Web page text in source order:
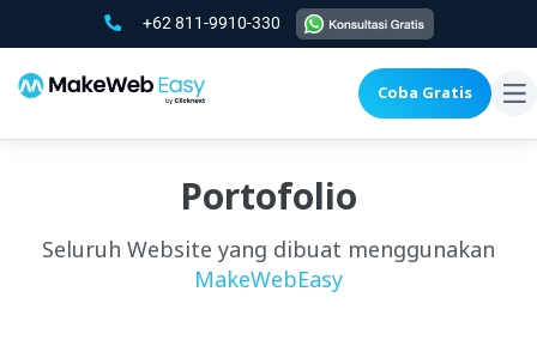
+62 811-9910-330
Coba Gratis
Portofolio
Seluruh Website yang dibuat menggunakan
MakeWebEasy